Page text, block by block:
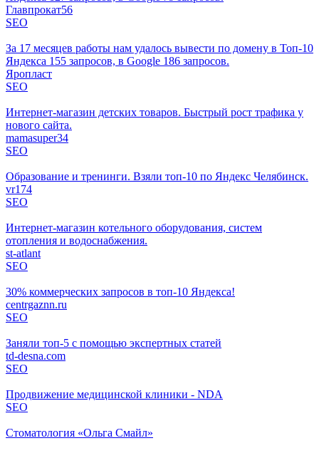
Главпрокат56
SEO
За 17 месяцев работы нам удалось вывести по домену в Топ-10
Яндекса 155 запросов, в Google 186 запросов.
Яропласт
SEO
Интернет-магазин детских товаров. Быстрый рост трафика у
нового сайта.
mamasuper34
SEO
Образование и тренинги. Взяли топ-10 по Яндекс Челябинск.
vr174
SEO
Интернет-магазин котельного оборудования, систем
отопления и водоснабжения.
st-atlant
SEO
30% коммерческих запросов в топ-10 Яндекса!
centrgaznn.ru
SEO
Заняли топ-5 с помощью экспертных статей
td-desna.com
SEO
Продвижение медицинской клиники - NDA
SEO
Стоматология «Ольга Смайл»